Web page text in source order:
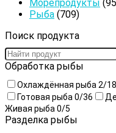
Морепродукты
Рыба (709)
Поиск продукта
Обработка рыбы
Охлаждённая рыба 2/
Готовая рыба 0/36
Живая рыба 0/5
Разделка рыбы